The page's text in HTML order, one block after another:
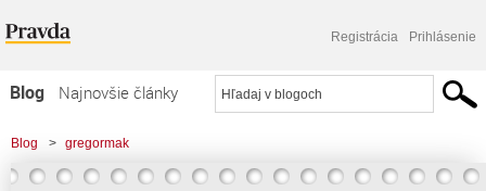
Registrácia Prihlásenie
Blog
Najnovšie články
Najčítanejšie články
Najkomentovanejšie články
Blog > gregormak
> Je Sefcovicov postoj k amnestiam autenticky? A moralny?